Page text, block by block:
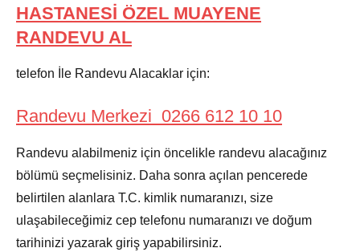
HASTANESİ ÖZEL MUAYENE
RANDEVU AL
telefon İle Randevu Alacaklar için:
Randevu Merkezi 0266 612 10 10
Randevu alabilmeniz için öncelikle randevu alacağınız
bölümü seçmelisiniz. Daha sonra açılan pencerede
belirtilen alanlara T.C. kimlik numaranızı, size
ulaşabileceğimiz cep telefonu numaranızı ve doğum
tarihinizi yazarak giriş yapabilirsiniz.